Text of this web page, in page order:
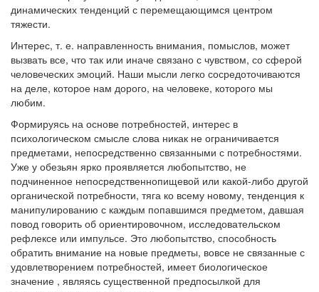
динамических тенденций с перемещающимся центром
тяжести.
Интерес, т. е. направленность внимания, помыслов, может
вызвать все, что так или иначе связано с чувством, со сферой
человеческих эмоций. Наши мысли легко сосредоточиваются
на деле, которое нам дорого, на человеке, которого мы
любим.
Формируясь на основе потребностей, интерес в
психологическом смысле слова никак не ограничивается
предметами, непосредственно связанными с потребностями.
Уже у обезьян ярко проявляется любопытство, не
подчиненное непосредственнопищевой или какой-либо другой
органической потребности, тяга ко всему новому, тенденция к
манипулированию с каждым попавшимся предметом, давшая
повод говорить об ориентировочном, исследовательском
рефлексе или импульсе. Это любопытство, способность
обратить внимание на новые предметы, вовсе не связанные с
удовлетворением потребностей, имеет биологическое
значение , являясь существенной предпосылкой для